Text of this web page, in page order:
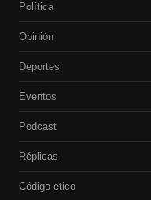
Política
Opinión
Deportes
Eventos
Podcast
Réplicas
Código etico